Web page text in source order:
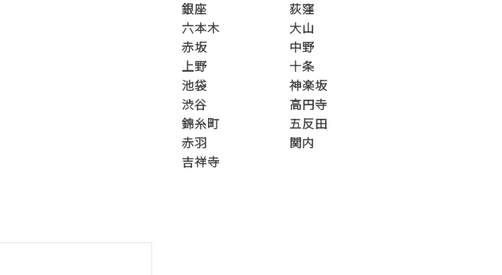
銀座
六本木
赤坂
上野
池袋
渋谷
錦糸町
赤羽
吉祥寺
荻窪
大山
中野
十条
神楽坂
高円寺
五反田
関内